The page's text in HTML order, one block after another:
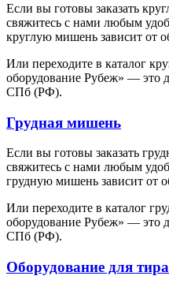
Если вы готовы заказать
свяжитесь с нами любым
круглую мишень зависит от
Или переходите в каталог
оборудование Рубеж» — это
СПб (РФ).
Грудная мишень
Если вы готовы заказать
свяжитесь с нами любым
грудную мишень зависит от
Или переходите в каталог
оборудование Рубеж» — это
СПб (РФ).
Оборудование для